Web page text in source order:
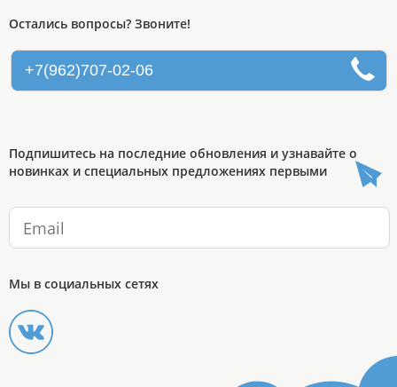
Остались вопросы? Звоните!
+7(962)707-02-06
Подпишитесь на последние обновления и узнавайте о
новинках и специальных предложениях первыми
Мы в социальных сетях